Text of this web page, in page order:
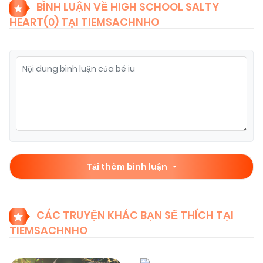
Chapter 15 (VIP) 25/06/2026
Chapter 14 (VIP) 25/06/2026
Chapter 12(VIP)
Chapter 10 (VIP) 25/06/2026
BÌNH LUẬN VỀ HIGH SCHOOL SALTY
HEART(0) TẠI TIEMSACHNHO
Tải thêm bình luận
CÁC TRUYỆN KHÁC BẠN SẼ THÍCH TẠI
TIEMSACHNHO